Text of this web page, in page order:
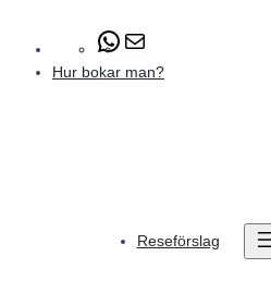
#
p
Hur bokar man?
Reseförslag